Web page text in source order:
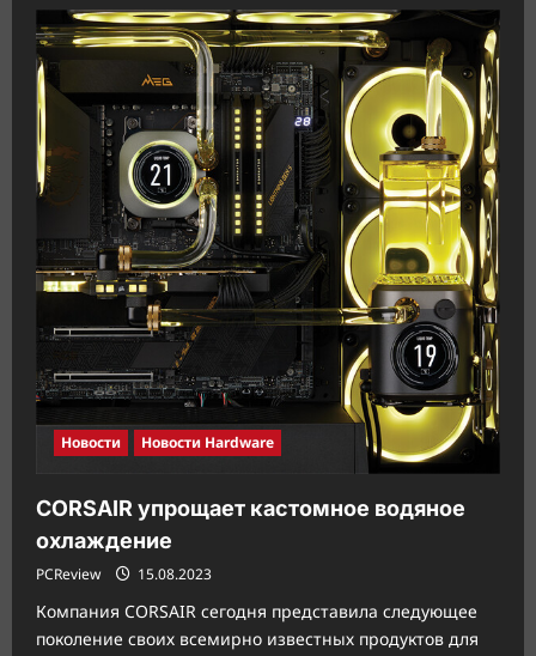
Intel
Arrow
Lake-
S
будет
оснащаться
3
МБ
кэш-
памяти
L2
на
производительное
ядро
Новости Новости Hardware
CORSAIR упрощает кастомное водяное
охлаждение
PCReview 15.08.2023
Компания CORSAIR сегодня представила следующее
поколение своих всемирно известных продуктов для